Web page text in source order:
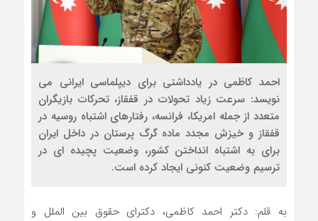
احمد کاظمی در یادداشتی برای دیپلماسی ایرانی می
نویسد: سرعت زیاد تحولات در قفقاز، تحرکات بازیگران
متعدد از جمله امریکا، فرانسه، رفتارهای اشتباه روسیه در
قفقاز و خیزش مجدد ماده گرگ پرستان در داخل ایران
برای به اشتباه انداختن کشور، وضعیت پچیده ای در
ترسیم وضعیت کنونی ایجاد کرده است.
به قلم: دکتر احمد کاظمی، دکترای حقوق بین الملل و